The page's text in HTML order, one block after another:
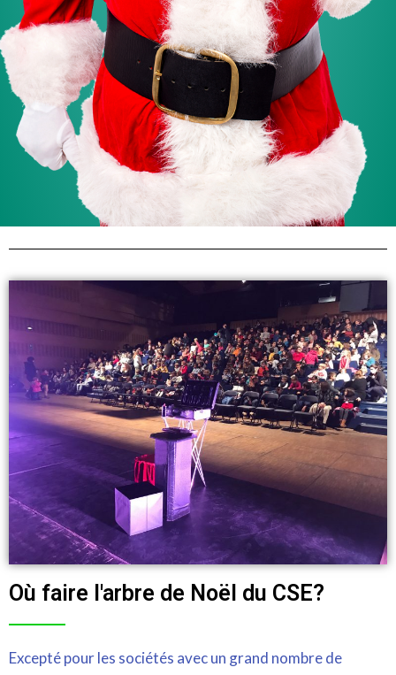
Où faire l'arbre de Noël du CSE?
Excepté pour les sociétés avec un grand nombre de